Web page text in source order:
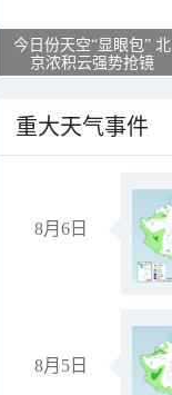
今日份天空“显眼包” 北
京浓积云强势抢镜
重大天气事件
8月6日
8月5日